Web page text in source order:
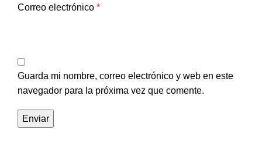
Correo electrónico *
Guarda mi nombre, correo electrónico y web en este
navegador para la próxima vez que comente.